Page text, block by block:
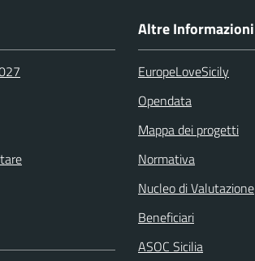
Altre Informazioni
EuropeLoveSicily
Opendata
Mappa dei progetti
Normativa
Nucleo di Valutazione
Beneficiari
ASOC Sicilia